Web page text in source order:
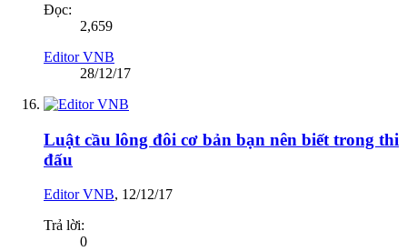
Đọc:
2,659
Editor VNB
28/12/17
Luật cầu lông đôi cơ bản bạn nên biết trong thi
đấu
Editor VNB, 12/12/17
Trả lời:
0